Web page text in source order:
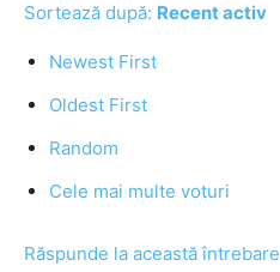
Sortează după: Recent activ
Newest First
Oldest First
Random
Cele mai multe voturi
Răspunde la această întrebare